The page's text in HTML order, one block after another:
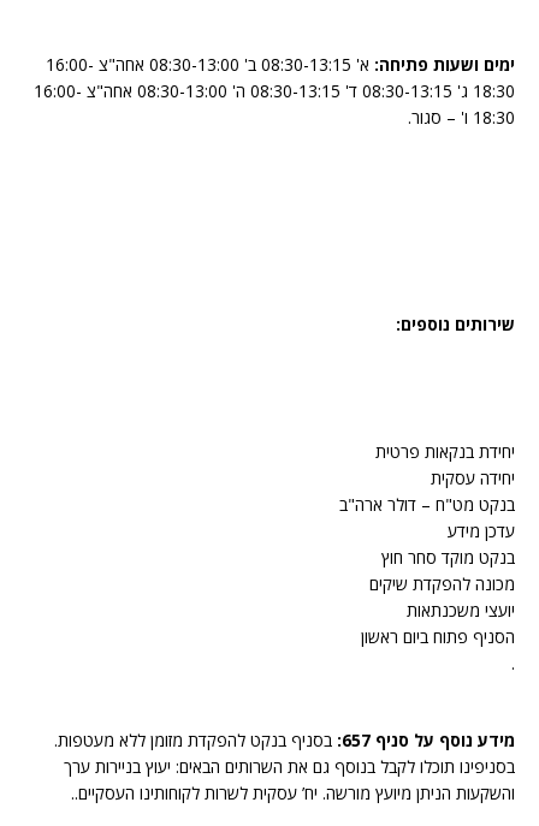
ימים ושעות פתיחה:
א' 08:30-13:15 ב' 08:30-13:00 אחה"צ 16:00-
18:30 ג' 08:30-13:15 ד' 08:30-13:15 ה' 08:30-13:00 אחה"צ 16:00-
18:30 ו' – סגור.
שירותים נוספים:
יחידת בנקאות פרטית
יחידה עסקית
בנקט מט"ח – דולר ארה"ב
עדכן מידע
בנקט מוקד סחר חוץ
מכונה להפקדת שיקים
יועצי משכנתאות
הסניף פתוח ביום ראשון
.
מידע נוסף על סניף 657:
בסניף בנקט להפקדת מזומן ללא מעטפות.
בסניפינו תוכלו לקבל בנוסף גם את השרותים הבאים: יעוץ בניירות ערך
והשקעות הניתן מיועץ מורשה. יח’ עסקית לשרות לקוחותינו העסקיים..